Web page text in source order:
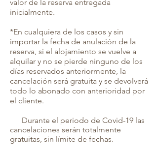
valor de la reserva entregada
inicialmente.
*En cualquiera de los casos y sin
importar la fecha de anulación de la
reserva, si el alojamiento se vuelve a
alquilar y no se pierde ninguno de los
días reservados anteriormente, la
cancelación será gratuita y se devolverá
todo lo abonado con anterioridad por
el cliente.
Durante el periodo de Covid-19 las
cancelaciones serán totalmente
gratuitas, sin límite de fechas.